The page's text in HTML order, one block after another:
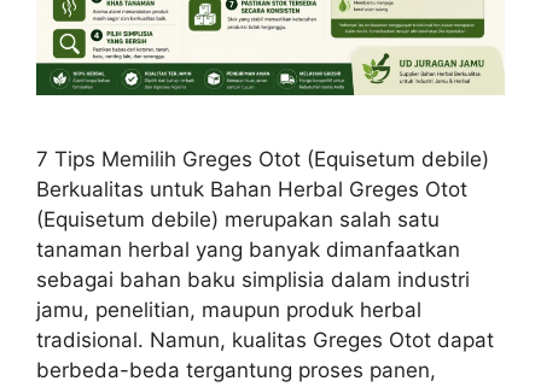
7 Tips Memilih Greges Otot (Equisetum debile)
Berkualitas untuk Bahan Herbal Greges Otot
(Equisetum debile) merupakan salah satu
tanaman herbal yang banyak dimanfaatkan
sebagai bahan baku simplisia dalam industri
jamu, penelitian, maupun produk herbal
tradisional. Namun, kualitas Greges Otot dapat
berbeda-beda tergantung proses panen,